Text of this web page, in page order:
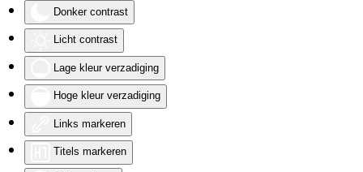
Donker contrast
Licht contrast
Lage kleur verzadiging
Hoge kleur verzadiging
Links markeren
Titels markeren